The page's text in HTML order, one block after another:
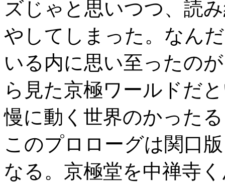
ズじゃと思いつつ、読
やしてしまった。なん
いる内に思い至ったの
ら見た京極ワールドだ
慢に動く世界のかった
このプロローグは関口
なる。京極堂を中禅寺